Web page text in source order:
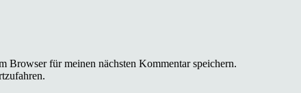
Browser für meinen nächsten Kommentar speichern.